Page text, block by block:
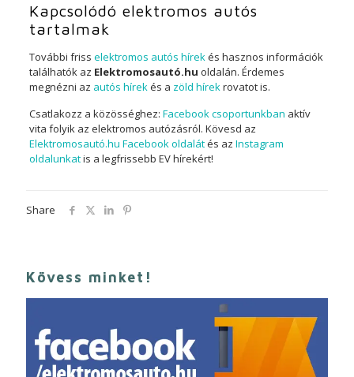
Kapcsolódó elektromos autós
tartalmak
További friss elektromos autós hírekés hasznos információk
találhatók az Elektromosautó.hu oldalán. Érdemes
megnézni az autós hírekés a zöld hírekrovatot is.
Csatlakozz a közösséghez: Facebook csoportunkban aktív
vita folyik az elektromos autózásról. Kövesd az
Elektromosautó.hu Facebook oldalátés az Instagram
oldalunkatis a legfrissebb EV hírekért!
Share
Kövess minket!